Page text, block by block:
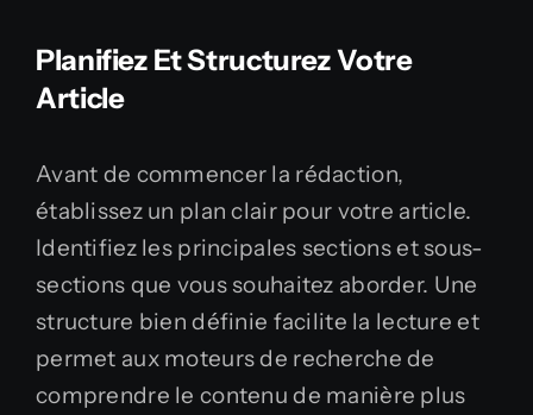
Planifiez Et Structurez Votre
Article
Avant de commencer la rédaction,
établissez un plan clair pour votre article.
Identifiez les principales sections et sous-
sections que vous souhaitez aborder. Une
structure bien définie facilite la lecture et
permet aux moteurs de recherche de
comprendre le contenu de manière plus